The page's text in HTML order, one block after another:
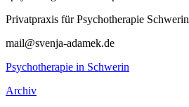
Privatpraxis für Psychotherapie Schwerin
mail@svenja-adamek.de
Psychotherapie in Schwerin
Archiv